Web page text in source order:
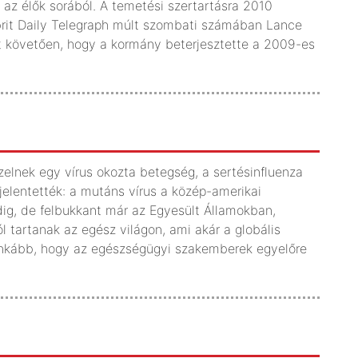
élők sorából. A temetési szertartásra 2010
Daily Telegraph múlt szombati számában Lance
hogy a kormány beterjesztette a 2009-es
egy vírus okozta betegség, a sertésinfluenza
a mutáns vírus a közép-amerikai
de felbukkant már az Egyesült Államokban,
tartanak az egész világon, ami akár a globális
hogy az egészségügyi szakemberek egyelőre